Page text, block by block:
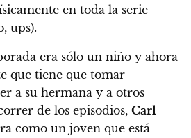
en toda la serie
ups).
era sólo un niño y ahora
que tiene que tomar
a su hermana y a otros
de los episodios, Carl
como un joven que está